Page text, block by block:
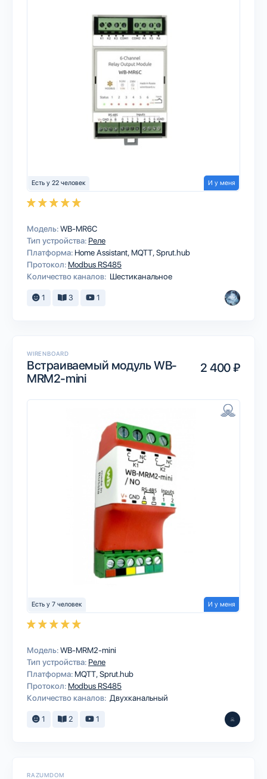
Есть у 22 человек И у меня
Модель:WB-MR6C
Тип устройства: Реле
Платформа: Home Assistant MQTTSprut.hub
Протокол: Modbus RS485
Количество каналов: Шестиканальное
1 3 1
WIRENBOARD
Встраиваемый модуль WB-
MRM2-mini
2 400 ₽
Есть у 7 человек И у меня
Модель:WB-MRM2-mini
Тип устройства: Реле
Платформа: MQTTSprut.hub
Протокол: Modbus RS485
Количество каналов: Двухканальный
1 2 1
RAZUMDOM